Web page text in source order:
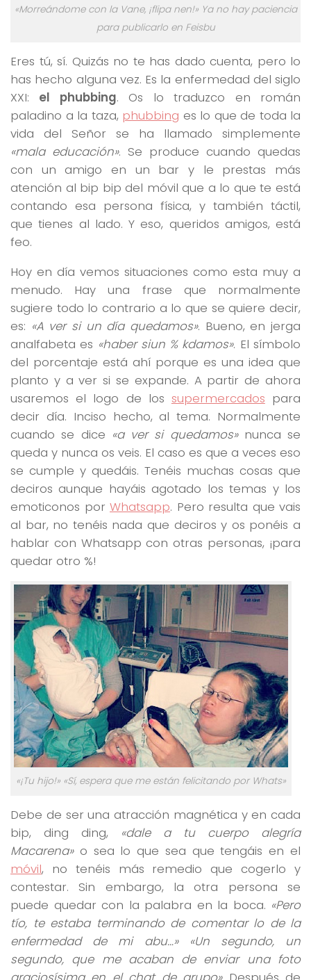
«Morreándome con la Vane, ¡flipa nen!» Ya no hay paciencia
para publicarlo en Feisbu
Eres tú, sí. Quizás no te has dado cuenta, pero lo
has hecho alguna vez. Es la enfermedad del siglo
XXI: el phubbing. Os lo traduzco en román
paladino a la taza, phubbing es lo que de toda la
vida del Señor se ha llamado simplemente
«mala educación». Se produce cuando quedas
con un amigo en un bar y le prestas más
atención al bip bip del móvil que a lo que te está
contando esa persona física, y también táctil,
que tienes al lado. Y eso, queridos amigos, está
feo.
Hoy en día vemos situaciones como esta muy a
menudo. Hay una frase que normalmente
sugiere todo lo contrario a lo que se quiere decir,
es: «A ver si un día quedamos». Bueno, en jerga
analfabeta es «haber siun % kdamos». El símbolo
del porcentaje está ahí porque es una idea que
planto y a ver si se expande. A partir de ahora
usaremos el logo de los supermercados para
decir día. Inciso hecho, al tema. Normalmente
cuando se dice «a ver si quedamos»nunca se
queda y nunca os veis. El caso es que a veces eso
se cumple y quedáis. Tenéis muchas cosas que
deciros aunque hayáis agotado los temas y los
emoticonos por Whatsapp. Pero resulta que vais
al bar, no tenéis nada que deciros y os ponéis a
hablar con Whatsapp con otras personas, ¡para
quedar otro %!
«¡Tu hijo!» «Sí, espera que me están felicitando por Whats»
Debe de ser una atracción magnética y en cada
bip, ding ding, «dale a tu cuerpo alegría
Macarena»o sea lo que sea que tengáis en el
móvil, no tenéis más remedio que cogerlo y
contestar. Sin embargo, la otra persona se
puede quedar con la palabra en la boca. «Pero
tío, te estaba terminando de comentar lo de la
enfermedad de mi abu…» «Un segundo, un
segundo, que me acaban de enviar una foto